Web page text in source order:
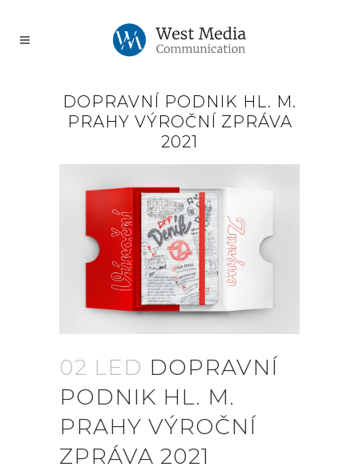
DOPRAVNÍ PODNIK HL. M.
PRAHY VÝROČNÍ ZPRÁVA
2021
02 LED DOPRAVNÍ
PODNIK HL. M.
PRAHY VÝROČNÍ
ZPRÁVA 2021